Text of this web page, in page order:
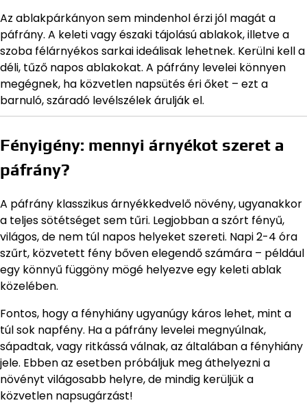
Az ablakpárkányon sem mindenhol érzi jól magát a
páfrány. A keleti vagy északi tájolású ablakok, illetve a
szoba félárnyékos sarkai ideálisak lehetnek. Kerülni kell a
déli, tűző napos ablakokat. A páfrány levelei könnyen
megégnek, ha közvetlen napsütés éri őket – ezt a
barnuló, száradó levélszélek árulják el.
Fényigény: mennyi árnyékot szeret a
páfrány?
A páfrány klasszikus árnyékkedvelő növény, ugyanakkor
a teljes sötétséget sem tűri. Legjobban a szórt fényű,
világos, de nem túl napos helyeket szereti. Napi 2-4 óra
szűrt, közvetett fény bőven elegendő számára – például
egy könnyű függöny mögé helyezve egy keleti ablak
közelében.
Fontos, hogy a fényhiány ugyanúgy káros lehet, mint a
túl sok napfény. Ha a páfrány levelei megnyúlnak,
sápadtak, vagy ritkássá válnak, az általában a fényhiány
jele. Ebben az esetben próbáljuk meg áthelyezni a
növényt világosabb helyre, de mindig kerüljük a
közvetlen napsugárzást!